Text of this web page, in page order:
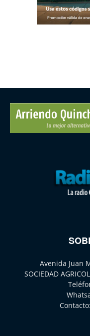
Avenida Juan
SOCIEDAD
Contacto: